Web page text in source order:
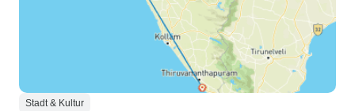
Stadt & Kultur